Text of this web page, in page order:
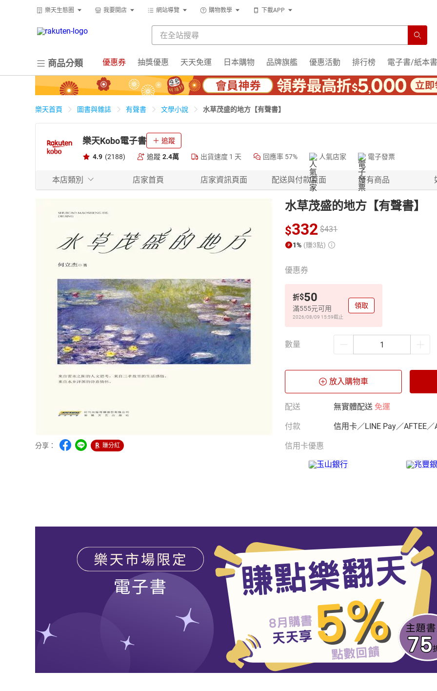
樂天生態圈 我要開店 網站導覽 購物教學 下載APP
商品分類 優惠券 抽獎優惠 天天免運 日本購物 品牌旗艦 優惠活動 排行榜 電子書/紙本書
樂天首頁 圖書與雜誌 有聲書 文學小說 水草茂盛的地方【有聲書】
樂天Kobo電子書 追蹤
4.9 (2188) 追蹤 2.4萬 出貨速度 1 天 回應率 57% 人氣店家 電子發票
本店類別 店家首頁 店家資訊頁面 配送與付款頁面 所有商品
分享： 賺分紅
水草茂盛的地方【有聲書】
$332 $431
1% (賺3點)
優惠券
折$50
滿555元可用
2026/08/09 15:59截止
領取
數量
放入購物車
配送 無實體配送 免運
付款 信用卡／LINE Pay／AFTEE／
信用卡優惠